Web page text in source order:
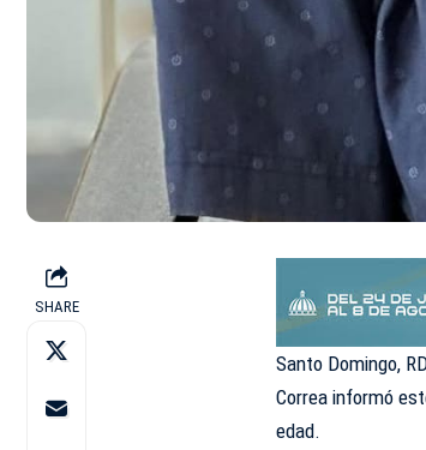
SHARE
Santo Domingo,
Correa informó
edad.